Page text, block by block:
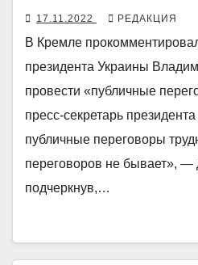
17.11.2022 РЕДАКЦИЯ
В Кремле
президента Украины
провести «публичные
пресс-секретарь
публичные переговоры
переговоров не бывает», —
подчеркнув,…